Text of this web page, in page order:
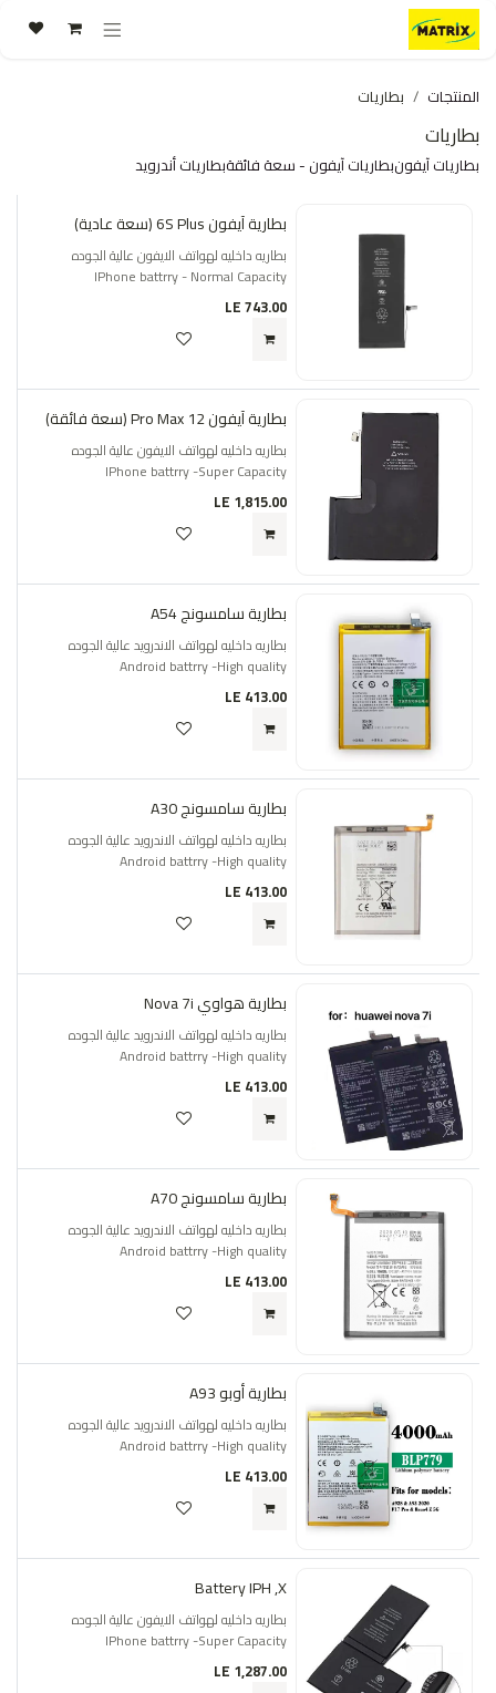
تخطي للذهاب إلى المحتوى
المنتجات بطاريات
بطاريات
بطاريات آيفونبطاريات آيفون - سعة فائقةبطاريات أندرويد
بطارية آيفون 6S Plus (سعة عادية)
بطاريه داخليه لهواتف الايفون عالية الجوده
IPhone battrry - Normal Capacity
743.00
بطارية آيفون 12 Pro Max (سعة فائقة)
بطاريه داخليه لهواتف الايفون عالية الجوده
IPhone battrry -Super Capacity
1,815.00
بطارية سامسونج A54
بطاريه داخليه لهواتف الاندرويد عالية الجوده
Android battrry -High quality
413.00
بطارية سامسونج A30
بطاريه داخليه لهواتف الاندرويد عالية الجوده
Android battrry -High quality
413.00
بطارية هواوي Nova 7i
بطاريه داخليه لهواتف الاندرويد عالية الجوده
Android battrry -High quality
413.00
بطارية سامسونج A70
بطاريه داخليه لهواتف الاندرويد عالية الجوده
Android battrry -High quality
413.00
بطارية أوبو A93
بطاريه داخليه لهواتف الاندرويد عالية الجوده
Android battrry -High quality
413.00
Battery IPH ,X
بطاريه داخليه لهواتف الايفون عالية الجوده
IPhone battrry -Super Capacity
1,287.00